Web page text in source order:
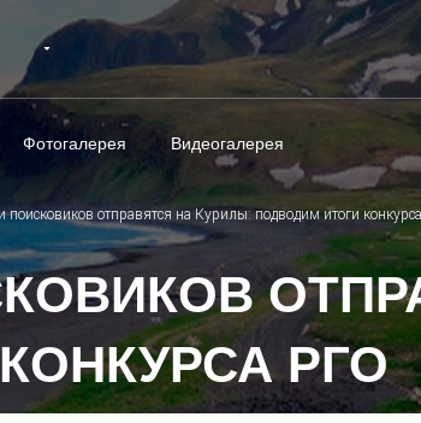
Фотогалерея Видеогалерея
поисковиков отправятся на Курилы: подводим итоги
РГО